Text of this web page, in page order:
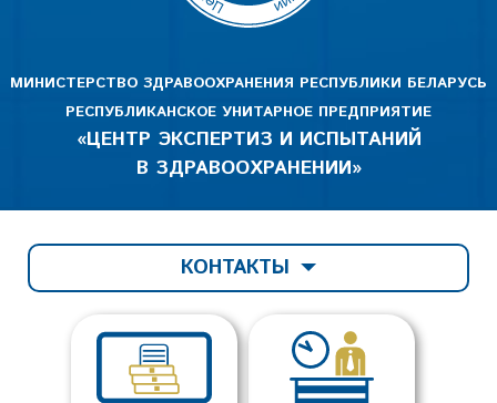
МИНИСТЕРСТВО ЗДРАВООХРАНЕНИЯ РЕСПУБЛИКИ БЕЛАРУСЬ
РЕСПУБЛИКАНСКОЕ УНИТАРНОЕ ПРЕДПРИЯТИЕ
«ЦЕНТР ЭКСПЕРТИЗ И ИСПЫТАНИЙ
В ЗДРАВООХРАНЕНИИ»
КОНТАКТЫ